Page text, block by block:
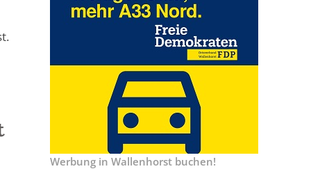
Werbung in Wallenhorst buchen!